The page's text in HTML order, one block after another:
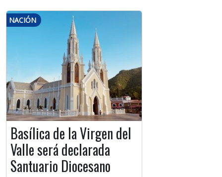
NACIÓN
Basílica de la Virgen del
Valle será declarada
Santuario Diocesano